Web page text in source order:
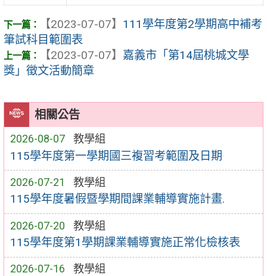
相關公告
2026-08-07 教學組
115學年度第一學期國三複習考範圍及日期
2026-07-21 教學組
115學年度暑假暨學期間課業輔導實施計畫.
2026-07-20 教學組
115學年度第1學期課業輔導實施正常化檢核表
2026-07-16 教學組
【2023-07-07】 111學年度第2學期高中補考
筆試科目範圍表
【2023-07-07】 嘉義市「第14屆桃城文學
獎」徵文活動簡章